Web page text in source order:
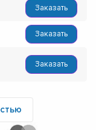
Заказать
Заказать
Заказать